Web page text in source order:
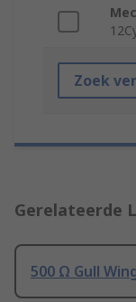
Zoek
Gerelateerde
500 Ω Gull